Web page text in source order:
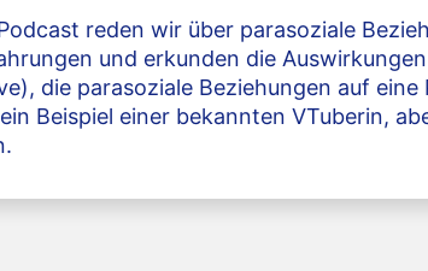
reden wir über parasoziale
und erkunden die
die parasoziale Beziehungen auf
Beispiel einer bekannten VTuberin,